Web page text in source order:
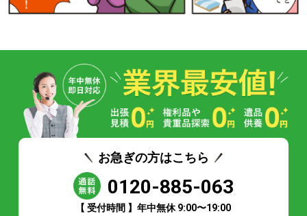
お急ぎの方はこちら
0120-885-063
【 受付時間 】年中無休 9:00〜19:00